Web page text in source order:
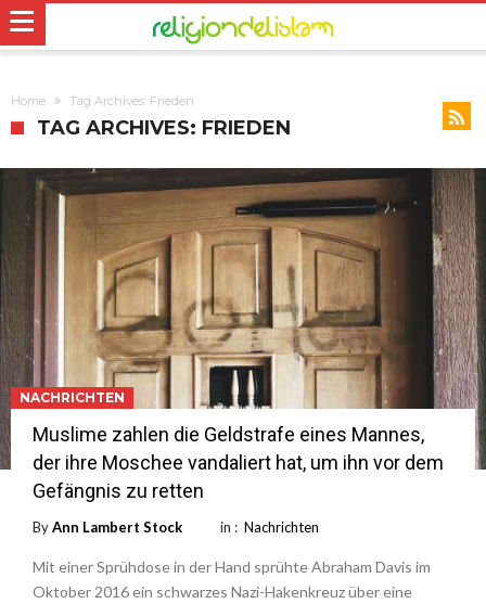
Home Tag Archives: Frieden
TAG ARCHIVES: FRIEDEN
NACHRICHTEN
Muslime zahlen die Geldstrafe eines Mannes,
der ihre Moschee vandaliert hat, um ihn vor dem
Gefängnis zu retten
ByAnn Lambert Stock in : Nachrichten
Mit einer Sprühdose in der Hand sprühte Abraham Davis im
Oktober 2016 ein schwarzes Nazi-Hakenkreuz über eine